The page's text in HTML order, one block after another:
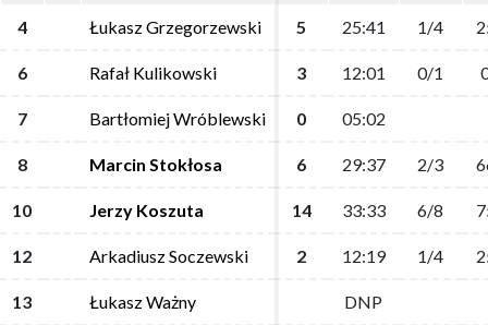
4 Łukasz Grzegorzewski 5 25:41 1/4
6 Rafał Kulikowski 3 12:01 0/1
7 Bartłomiej Wróblewski 0 05:02
8 Marcin Stokłosa 6 29:37 2/3
10 Jerzy Koszuta 14 33:33 6/8
12 Arkadiusz Soczewski 2 12:19 1/4
13 Łukasz Ważny DNP
4 Łukasz Grzegorzewski 5 25:41 1/4
6 Rafał Kulikowski 3 12:01 0/1
7 Bartłomiej Wróblewski 0 05:02
8 Marcin Stokłosa 6 29:37 2/3
10 Jerzy Koszuta 14 33:33 6/8
12 Arkadiusz Soczewski 2 12:19 1/4
13 Łukasz Ważny DNP